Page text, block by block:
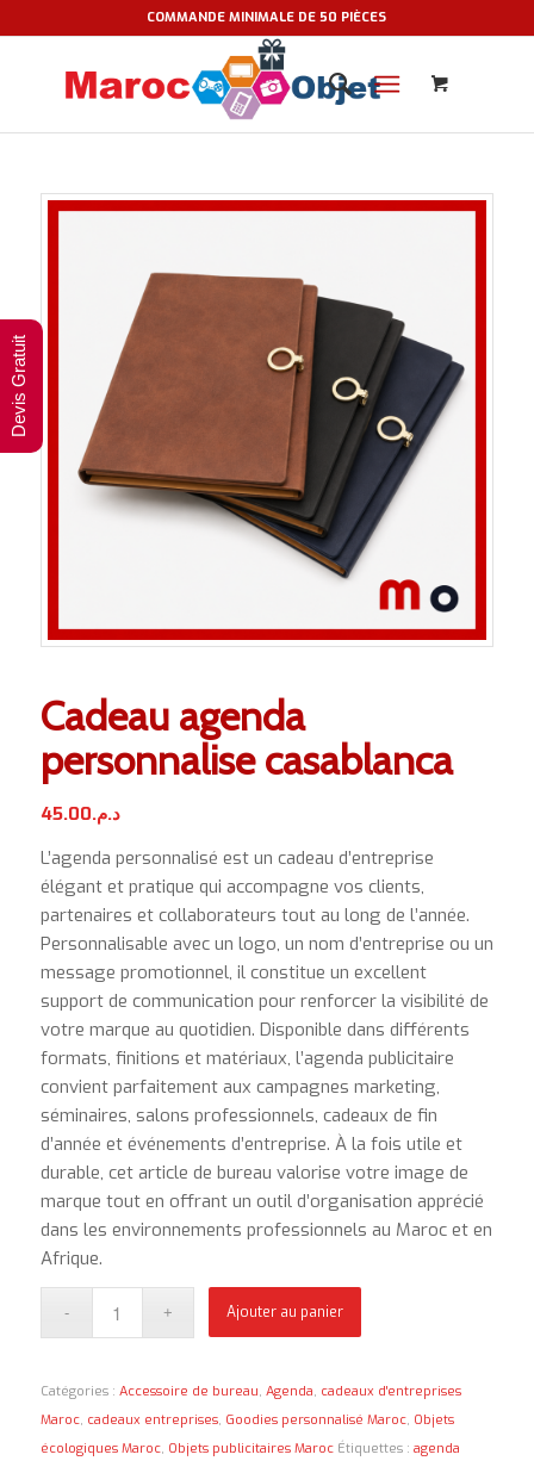
COMMANDE MINIMALE DE 50 PIÈCES
Cadeau agenda
personnalise casablanca
د.م.45.00
L’agenda personnalisé est un cadeau d’entreprise
élégant et pratique qui accompagne vos clients,
partenaires et collaborateurs tout au long de l’année.
Personnalisable avec un logo, un nom d’entreprise ou un
message promotionnel, il constitue un excellent
support de communication pour renforcer la visibilité de
votre marque au quotidien. Disponible dans différents
formats, finitions et matériaux, l’agenda publicitaire
convient parfaitement aux campagnes marketing,
séminaires, salons professionnels, cadeaux de fin
d’année et événements d’entreprise. À la fois utile et
durable, cet article de bureau valorise votre image de
marque tout en offrant un outil d’organisation apprécié
dans les environnements professionnels au Maroc et en
Afrique.
Ajouter au panier
Catégories : Accessoire de bureau, Agenda, cadeaux d'entreprises
Maroc, cadeaux entreprises, Goodies personnalisé Maroc, Objets
écologiques Maroc, Objets publicitaires Maroc Étiquettes : agenda
Devis Gratuit